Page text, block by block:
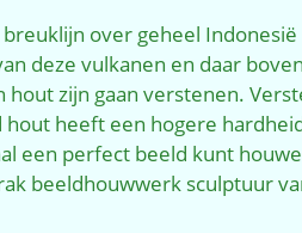
over geheel
deze vulkanen en daar
zijn gaan verstenen.
heeft een hogere
een perfect beeld kunt
beeldhouwwerk sculptuur